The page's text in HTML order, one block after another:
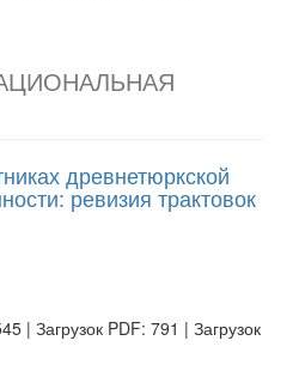
древнетюркской
ревизия трактовок
| Загрузок PDF: 791 | Загрузок